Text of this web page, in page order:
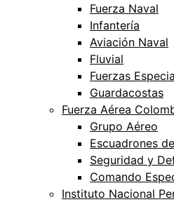
Fuerza Naval
Infantería
Aviación Naval
Fluvial
Fuerzas
Guardacostas
Fuerza Aérea
Grupo Aéreo
Escuadrones
Seguridad y
Comando
Instituto Nacional